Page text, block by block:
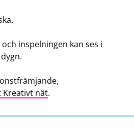
inspelningen kan ses i
nät.